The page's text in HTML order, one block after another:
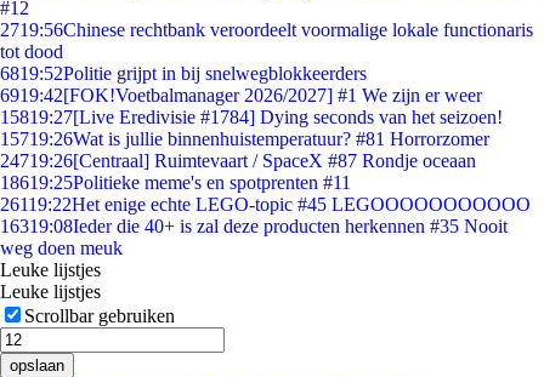
#12
2719:56Chinese rechtbank veroordeelt voormalige lokale functionaris
tot dood
6819:52Politie grijpt in bij snelwegblokkeerders
6919:42[FOK!Voetbalmanager 2026/2027] #1 We zijn er weer
15819:27[Live Eredivisie #1784] Dying seconds van het seizoen!
15719:26Wat is jullie binnenhuistemperatuur? #81 Horrorzomer
24719:26[Centraal] Ruimtevaart / SpaceX #87 Rondje oceaan
18619:25Politieke meme's en spotprenten #11
26119:22Het enige echte LEGO-topic #45 LEGOOOOOOOOOOO
16319:08Ieder die 40+ is zal deze producten herkennen #35 Nooit
weg doen meuk
Leuke lijstjes
Leuke lijstjes
Scrollbar gebruiken
opslaan